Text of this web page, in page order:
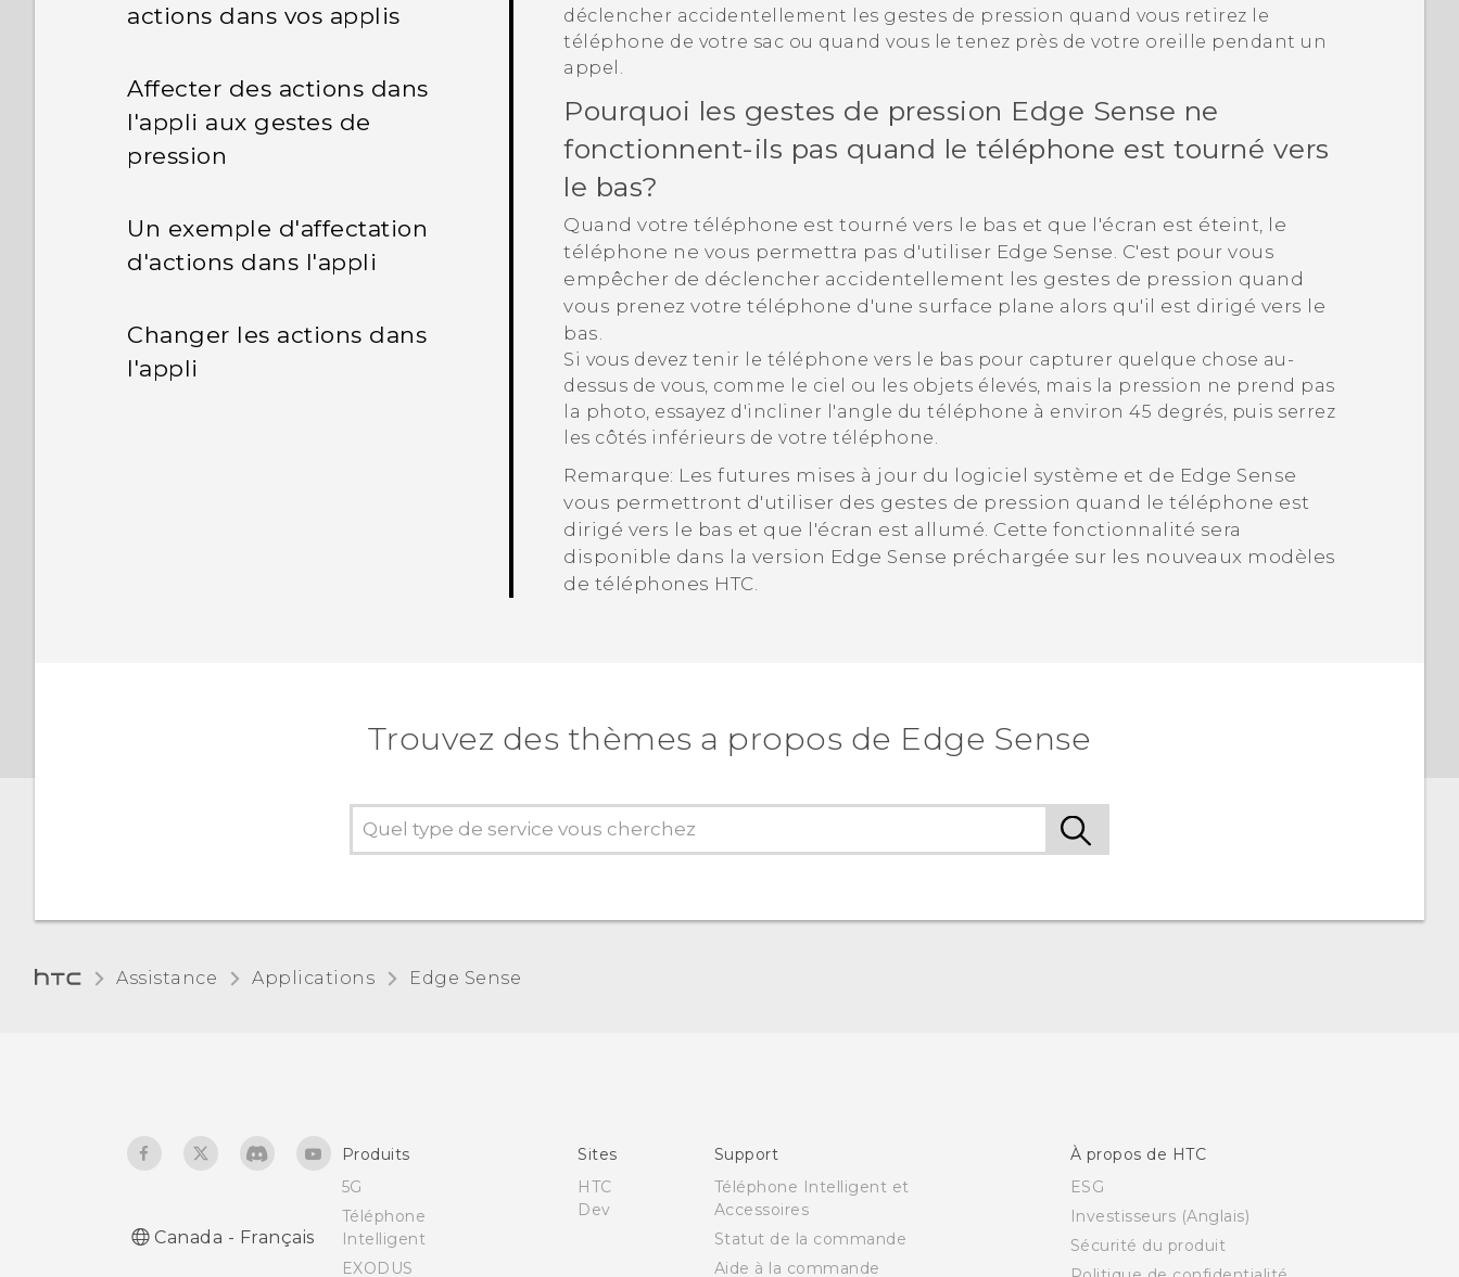
actions dans vos applis
Affecter des actions dans
l'appli aux gestes de
pression
Un exemple d'affectation
d'actions dans l'appli
Changer les actions dans
l'appli
déclencher accidentellement les gestes de pression quand vous retirez le
téléphone de votre sac ou quand vous le tenez près de votre oreille pendant un
appel.
Pourquoi les gestes de pression Edge Sense ne
fonctionnent-ils pas quand le téléphone est tourné vers
le bas?
Quand votre téléphone est tourné vers le bas et que l'écran est éteint, le
téléphone ne vous permettra pas d'utiliser Edge Sense. C'est pour vous
empêcher de déclencher accidentellement les gestes de pression quand
vous prenez votre téléphone d'une surface plane alors qu'il est dirigé vers le
bas.
Si vous devez tenir le téléphone vers le bas pour capturer quelque chose au-
dessus de vous, comme le ciel ou les objets élevés, mais la pression ne prend pas
la photo, essayez d'incliner l'angle du téléphone à environ 45 degrés, puis serrez
les côtés inférieurs de votre téléphone.
Remarque: Les futures mises à jour du logiciel système et de Edge Sense
vous permettront d'utiliser des gestes de pression quand le téléphone est
dirigé vers le bas et que l'écran est allumé. Cette fonctionnalité sera
disponible dans la version Edge Sense préchargée sur les nouveaux modèles
de téléphones HTC.
Trouvez des thèmes a propos de Edge Sense
Assistance Applications Edge Sense
Canada - Français
Produits
5G
Téléphone
Intelligent
EXODUS
Sites
HTC
Dev
Support
Téléphone Intelligent et
Accessoires
Statut de la commande
Aide à la commande
À propos de HTC
ESG
Investisseurs (Anglais)
Sécurité du produit